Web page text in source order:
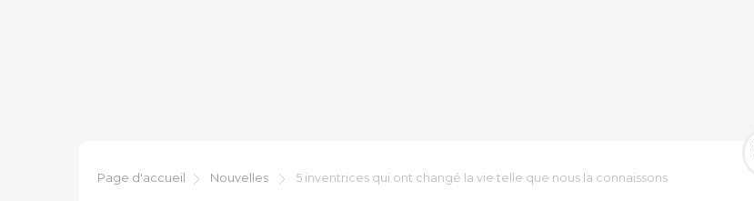
Page d'accueil Nouvelles 5 inventrices qui ont changé la vie telle que nous la connaissons